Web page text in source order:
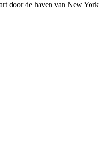
door de haven van New York